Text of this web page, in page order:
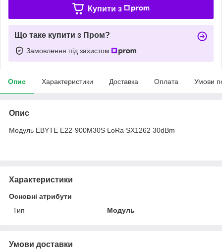
Купити з
Що таке купити з Пром?
Замовлення під захистом
Опис Характеристики Доставка Оплата Умови
Опис
Модуль EBYTE E22-900M30S LoRa SX1262 30dBm
Характеристики
Основні атрибути
Тип
Модуль
Умови доставки